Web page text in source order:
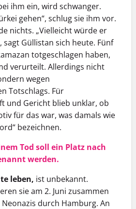
ihm ein, wird schwanger.
gehen“, schlug sie ihm vor.
nichts. „Vielleicht würde er
sagt Güllistan sich heute. Fünf
totgeschlagen haben,
verurteilt. Allerdings nicht
wegen
Totschlags. Für
und Gericht blieb unklar, ob
für das war, was damals wie
bezeichnen.
Tod soll ein Platz nach
werden.
leben, ist unbekannt.
sie am 2. Juni zusammen
durch Hamburg. An